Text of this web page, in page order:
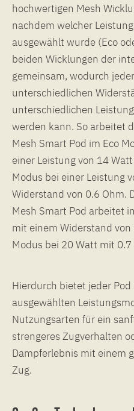
hochwertigen Mesh
nachdem welcher
ausgewählt wurde (Eco
beiden Wicklungen der
gemeinsam, wodurch
unterschiedlichen
unterschiedlichen
werden kann. So arbeitet
Mesh Smart Pod im Eco
einer Leistung von 14
Modus bei einer Leistung
Widerstand von 0.6 Ohm.
Mesh Smart Pod arbeitet
mit einem Widerstand
Modus bei 20 Watt mit 0.7
Hierdurch bietet jeder
ausgewählten
Nutzungsarten für ein
strengeres Zugverhalten
Dampferlebnis mit einem
Zug.